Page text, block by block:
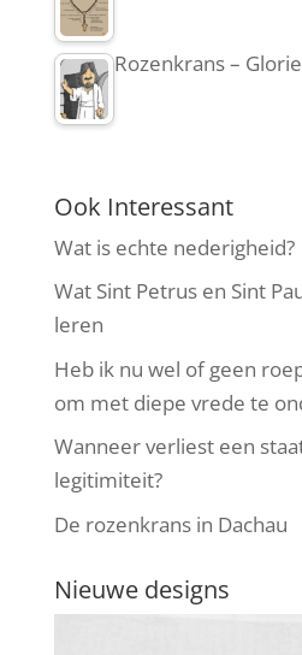
Rozenkrans –
Ook Interessant
Wat is echte nederigheid?
Wat Sint Petrus en Sint
leren
Heb ik nu wel of geen
om met diepe vrede te
Wanneer verliest een
legitimiteit?
De rozenkrans in Dachau
Nieuwe designs